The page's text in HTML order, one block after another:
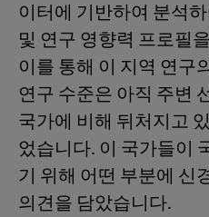
이터에 기반하여 분석
및 연구 영향력 프로필
이를 통해 이 지역 연구
연구 수준은 아직 주변
국가에 비해 뒤처지고
었습니다. 이 국가들이
기 위해 어떤 부분에 신
의견을 담았습니다.